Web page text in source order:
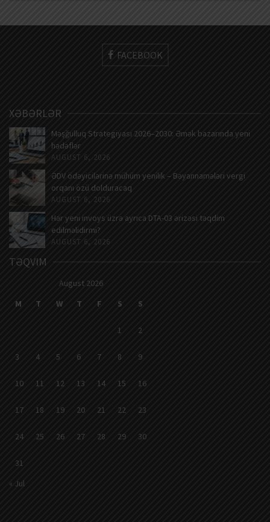
FACEBOOK
XƏBƏRLƏR
Məşğulluq Strategiyası 2026–2030: Əmək bazarında yeni
hədəflər
AUGUST 6, 2026
ƏDV ödəyicilərinə mühüm yenilik – Bəyannamələri vergi
orqanı özü dolduracaq
AUGUST 6, 2026
Hər yeni invoys üzrə ayrıca DTA-03 ərizəsi təqdim
edilməlidirmi?
AUGUST 6, 2026
TƏQVIM
August 2026
M
T W T F S S
1 2
3 4 5 6 7 8 9
10 11 12 13 14 15 16
17 18 19 20 21 22 23
24 25 26 27 28 29 30
31
« Jul